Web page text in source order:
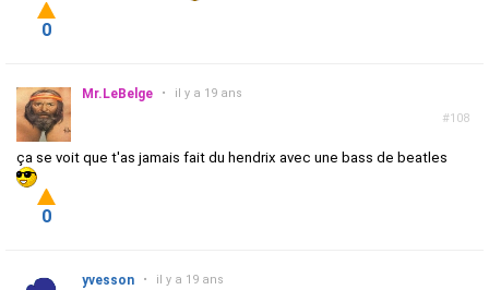
0
#108
Mr.LeBelge • il y a 19 ans
ça se voit que t'as jamais fait du hendrix avec une bass de beatles
0
yvesson • il y a 19 ans